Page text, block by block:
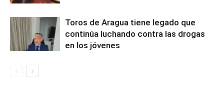
Toros de Aragua tiene legado que
continúa luchando contra las drogas
en los jóvenes